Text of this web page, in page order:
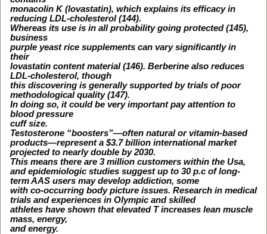
monacolin K (lovastatin), which explains its efficacy in
reducing LDL-cholesterol (144).
Whereas its use is in all probability going protected (145),
business
purple yeast rice supplements can vary significantly in
their
lovastatin content material (146). Berberine also reduces
LDL-cholesterol, though
this discovering is generally supported by trials of poor
methodological quality (147).
In doing so, it could be very important pay attention to
blood pressure
cuff size.
Testosterone “boosters”—often natural or vitamin‑based
products—represent a $3.7 billion international market
projected to nearly double by 2030.
This means there are 3 million customers within the Usa,
and epidemiologic studies suggest up to 30 p.c of long-
term AAS users may develop addiction, some
with co-occurring body picture issues. Research in medical
trials and experiences in Olympic and skilled
athletes have shown that elevated T increases lean muscle
mass, energy,
and energy.